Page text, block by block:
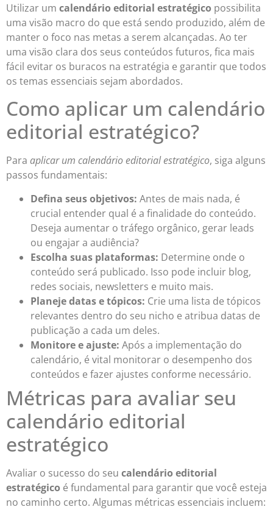
Utilizar um calendário editorial estratégico possibilita
uma visão macro do que está sendo produzido, além de
manter o foco nas metas a serem alcançadas. Ao ter
uma visão clara dos seus conteúdos futuros, fica mais
fácil evitar os buracos na estratégia e garantir que todos
os temas essenciais sejam abordados.
Como aplicar um calendário
editorial estratégico?
Para aplicar um calendário editorial estratégico, siga alguns
passos fundamentais:
Defina seus objetivos: Antes de mais nada, é
crucial entender qual é a finalidade do conteúdo.
Deseja aumentar o tráfego orgânico, gerar leads
ou engajar a audiência?
Escolha suas plataformas: Determine onde o
conteúdo será publicado. Isso pode incluir blog,
redes sociais, newsletters e muito mais.
Planeje datas e tópicos: Crie uma lista de tópicos
relevantes dentro do seu nicho e atribua datas de
publicação a cada um deles.
Monitore e ajuste: Após a implementação do
calendário, é vital monitorar o desempenho dos
conteúdos e fazer ajustes conforme necessário.
Métricas para avaliar seu
calendário editorial
estratégico
Avaliar o sucesso do seu calendário editorial
estratégico é fundamental para garantir que você esteja
no caminho certo. Algumas métricas essenciais incluem: